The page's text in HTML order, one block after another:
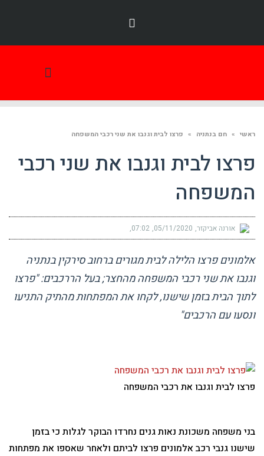
ראשי » חם בנתניה » פרצו לבית וגנבו את שני רכבי המשפחה
פרצו לבית וגנבו את שני רכבי
המשפחה
אורנה אביקזר 05/11/2020
07:02
אלמונים פרצו הלילה לבית מגורים ברחוב סירקין בנתניה
וגנבו את שני רכבי המשפחה מהחצר; בעל הררכבים: "פרצו
לתוך הבית בזמן שישנו, לקחו את המפתחות מהתיק התניעו
ונסעו עם הרכבים"
פרצו לבית וגנבו את רכבי המשפחה
בני משפחה משכונת נאות גנים נחרדו הבוקר לגלות כי בזמן
שישנו גנבי רכב אלמונים פרצו לביתם ולאחר שאספו את מפתחות